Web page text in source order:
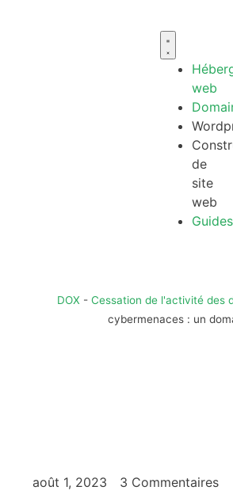
web
de
site
web
Guides
DOX -Cessation de l'activité des
cybermenaces : un
août 1, 2023 3 Commentaires